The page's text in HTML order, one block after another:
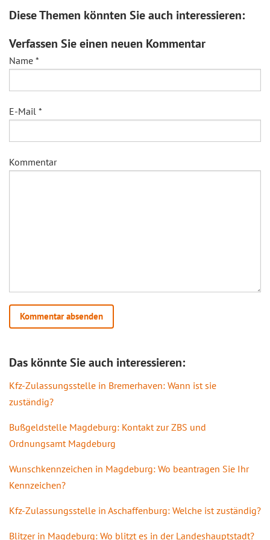
Diese Themen könnten Sie auch interessieren:
Verfassen Sie einen neuen Kommentar
Name *
E-Mail *
Kommentar
Das könnte Sie auch interessieren:
Kfz-Zulassungsstelle in Bremerhaven: Wann ist sie
zuständig?
Bußgeldstelle Magdeburg: Kontakt zur ZBS und
Ordnungsamt Magdeburg
Wunschkennzeichen in Magdeburg: Wo beantragen Sie Ihr
Kennzeichen?
Kfz-Zulassungsstelle in Aschaffenburg: Welche ist zuständig?
Blitzer in Magdeburg: Wo blitzt es in der Landeshauptstadt?